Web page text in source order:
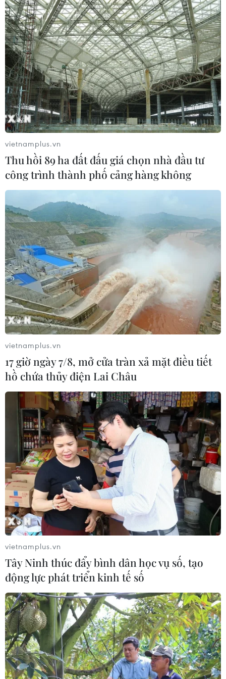
TIN CÙNG CHUYÊN MỤC
vietnamplus.vn
Thu hồi 89 ha đất đấu giá chọn nhà đầu tư
công trình thành phố cảng hàng không
vietnamplus.vn
17 giờ ngày 7/8, mở cửa tràn xả mặt điều tiết
hồ chứa thủy điện Lai Châu
vietnamplus.vn
Tây Ninh thúc đẩy bình dân học vụ số, tạo
động lực phát triển kinh tế số